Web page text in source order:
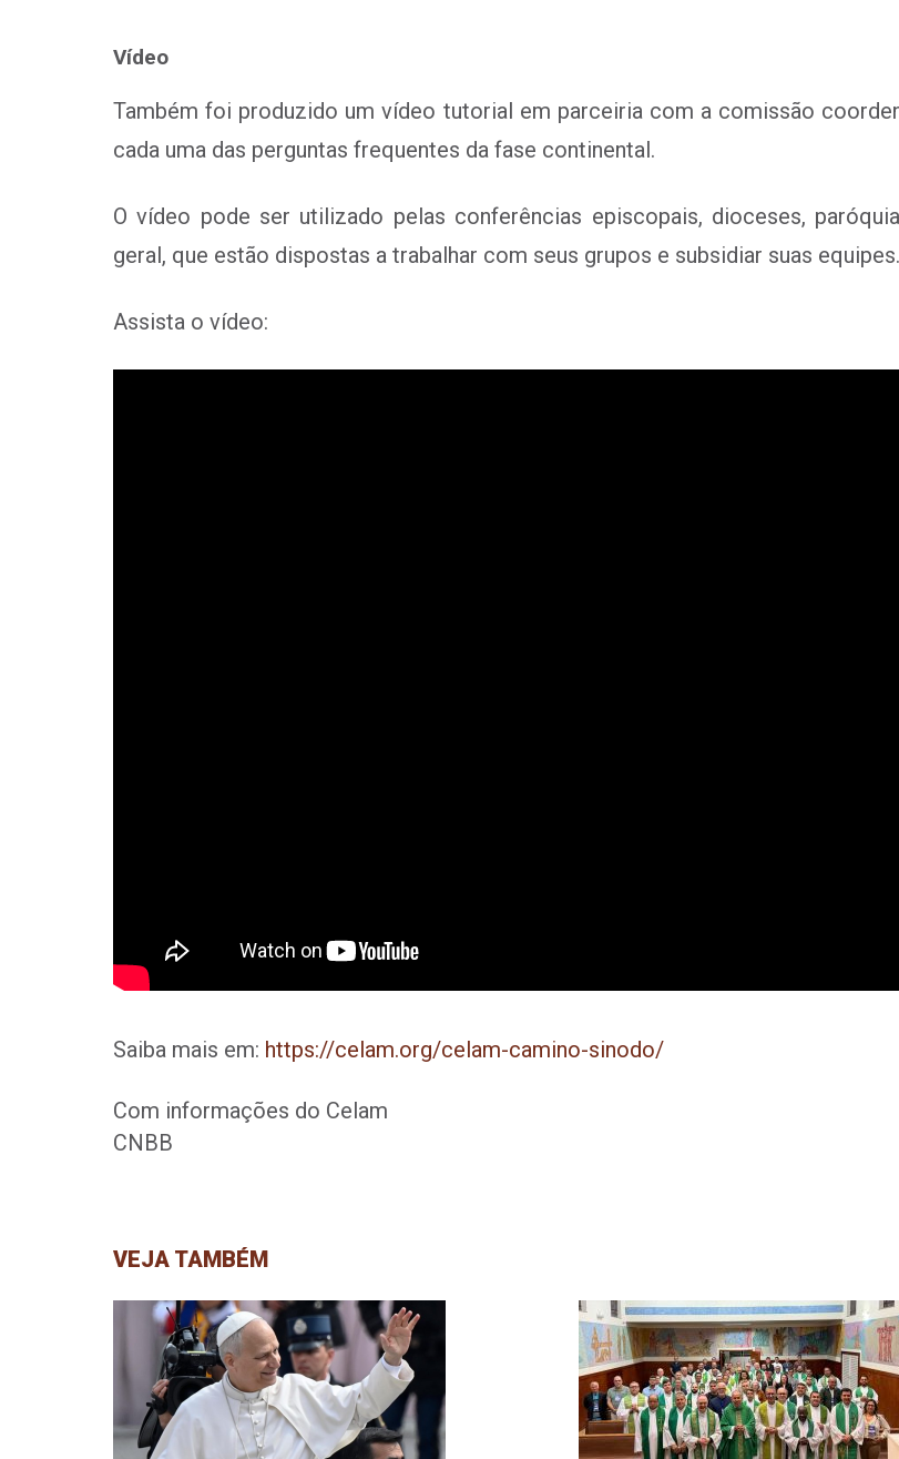
Vídeo
Também foi produzido um vídeo tutorial em parceiria com a comissão
cada uma das perguntas frequentes da fase continental.
O vídeo pode ser utilizado pelas conferências episcopais, dioceses,
geral, que estão dispostas a trabalhar com seus grupos e subsidiar suas equipes.
Assista o vídeo:
Saiba mais em: https://celam.org/celam-camino-sinodo/
Com informações do Celam
CNBB
VEJA TAMBÉM